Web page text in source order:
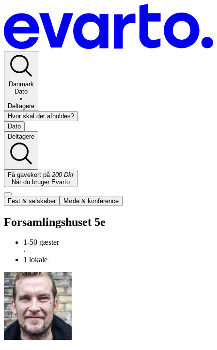
Danmark
Dato
•
Deltagere
Hvor skal det afholdes?
Dato
Deltagere
Få gavekort på 200 Dkr
Når du bruger Evarto
Fest & selskaber Møde & konference
Forsamlingshuset 5e
1-50 gæster
·
1 lokale